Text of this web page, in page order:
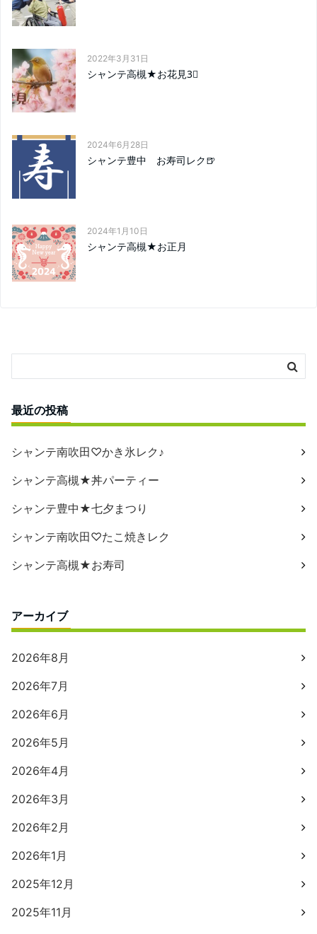
2022年3月31日
シャンテ高槻★お花見3⃣
2024年6月28日
シャンテ豊中 お寿司レク🍺
2024年1月10日
シャンテ高槻★お正月
最近の投稿
シャンテ南吹田♡かき氷レク♪
シャンテ高槻★丼パーティー
シャンテ豊中★七夕まつり
シャンテ南吹田♡たこ焼きレク
シャンテ高槻★お寿司
アーカイブ
2026年8月
2026年7月
2026年6月
2026年5月
2026年4月
2026年3月
2026年2月
2026年1月
2025年12月
2025年11月